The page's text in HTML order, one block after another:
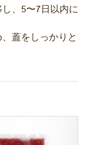
、5〜7日以内に
蓋をしっかりと